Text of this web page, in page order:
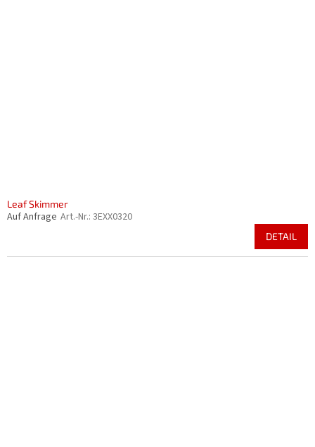
Leaf Skimmer
Auf Anfrage Art.-Nr.: 3EXX0320
DETAIL